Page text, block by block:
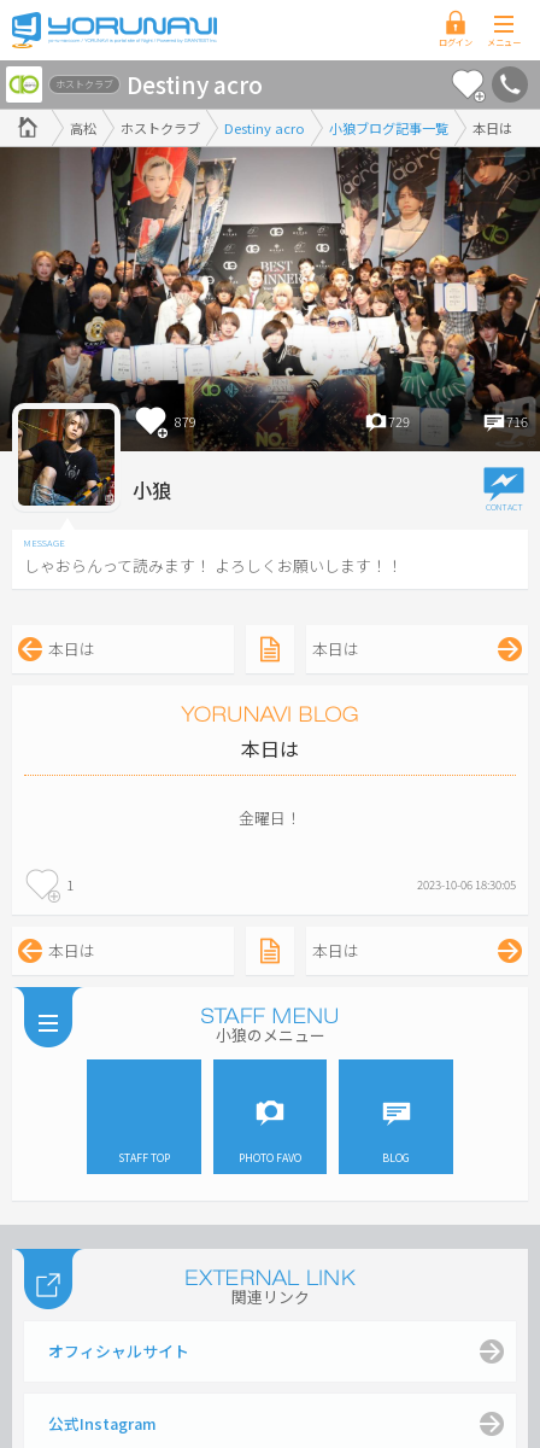
香
川
県
版
高松 ホストクラブ Destiny acro 小狼ブログ記事一覧 本日は
ホストクラブ Destiny acro
879 729 716
小狼
しゃおらんって読みます！ よろしくお願いします！！
本日は 本日は
本日は
金曜日！
1 2023-10-06 18:30:05
本日は 本日は
小狼のメニュー
STAFF TOP PHOTO FAVO BLOG
関連リンク
オフィシャルサイト
公式Instagram